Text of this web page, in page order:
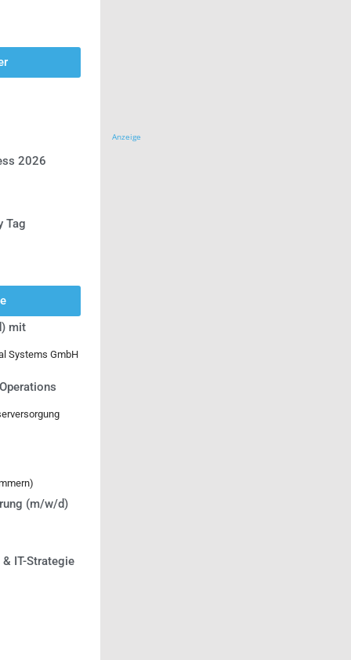
2026
Tag
mit
Systems GmbH
(m/w/d)
IT-Strategie
Anzeige